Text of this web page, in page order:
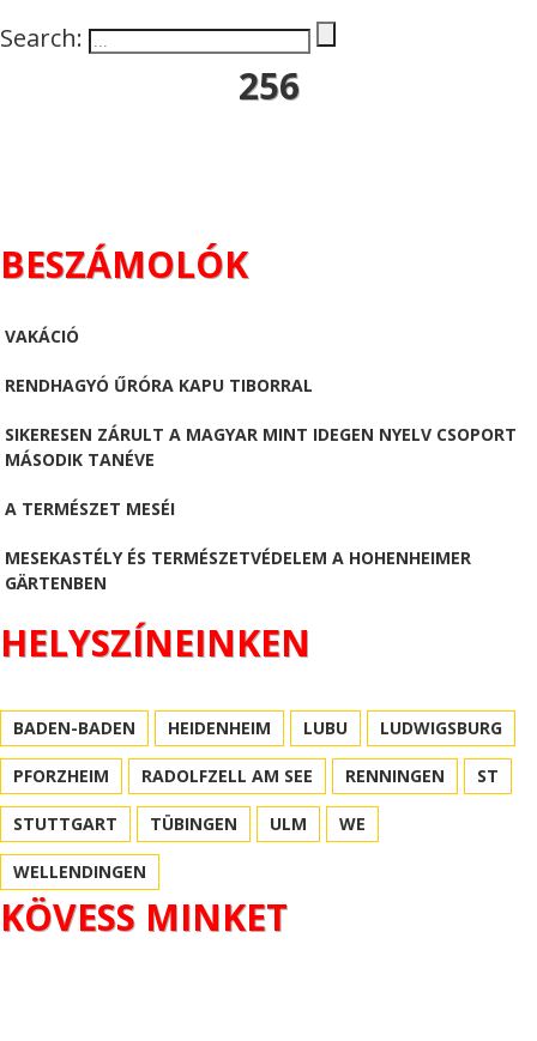
Search:
256
BESZÁMOLÓK
VAKÁCIÓ
RENDHAGYÓ ŰRÓRA KAPU TIBORRAL
SIKERESEN ZÁRULT A MAGYAR MINT IDEGEN NYELV CSOPORT
MÁSODIK TANÉVE
A TERMÉSZET MESÉI
MESEKASTÉLY ÉS TERMÉSZETVÉDELEM A HOHENHEIMER
GÄRTENBEN
HELYSZÍNEINKEN
BADEN-BADEN HEIDENHEIM LUBU LUDWIGSBURG
PFORZHEIM RADOLFZELL AM SEE RENNINGEN ST
STUTTGART TÜBINGEN ULM WE
WELLENDINGEN
KÖVESS MINKET